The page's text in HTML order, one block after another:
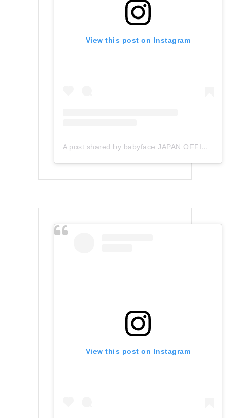
View this post on Instagram
A post shared by babyface JAPAN OFFICIAL (@babyface_japan)
View this post on Instagram